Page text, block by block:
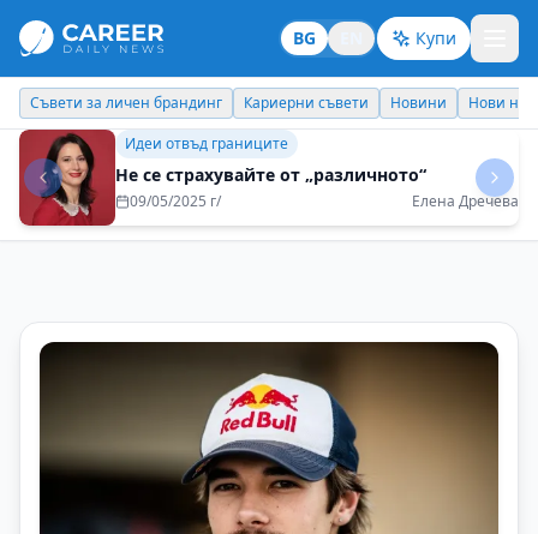
BG Купи
Кариерни съвети Новини Нови назначения Днес празнува
Кариерни съвети
Теорията и практиката не винаги вървят
ръка за ръка
29/08/2025 г/ Наталия Футекова